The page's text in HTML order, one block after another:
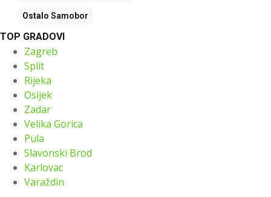
Ostalo Samobor
TOP GRADOVI
Zagreb
Split
Rijeka
Osijek
Zadar
Velika Gorica
Pula
Slavonski Brod
Karlovac
Varaždin